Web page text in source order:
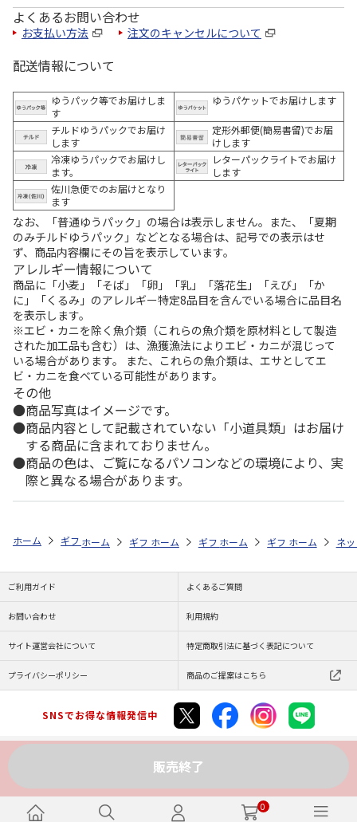
0
よくあるお問い合わせ
お支払い方法 注文のキャンセルについて
配送情報について
ゆうパック等でお届けしま
す
ゆうパケットでお届けします
チルドゆうパックでお届け
します
定形外郵便(簡易書留)でお届
けします
冷凍ゆうパックでお届けし
ます。
レターパックライトでお届け
します
佐川急便でのお届けとなり
ます
なお、「普通ゆうパック」の場合は表示しません。また、「夏期
のみチルドゆうパック」などとなる場合は、記号での表示はせ
ず、商品内容欄にその旨を表示しています。
アレルギー情報について
商品に「小麦」「そば」「卵」「乳」「落花生」「えび」「か
に」「くるみ」のアレルギー特定8品目を含んでいる場合に品目名
を表示します。
※エビ・カニを除く魚介類（これらの魚介類を原材料として製造
された加工品も含む）は、漁獲漁法によりエビ・カニが混じって
いる場合があります。 また、これらの魚介類は、エサとしてエ
ビ・カニを食べている可能性があります。
その他
商品写真はイメージです。
商品内容として記載されていない「小道具類」はお届け
する商品に含まれておりません。
商品の色は、ご覧になるパソコンなどの環境により、実
際と異なる場合があります。
販売終了
ホーム ギフトストア お中元・夏ギフト特集 2026 オリーブオイル・
ホーム ギフトストア お中元・夏ギフト特集 2026
ホーム ギフトストア お中元・夏ギフト
ホーム ギフトストア お
ホーム ネ
ご利用ガイド よくあるご質問
お問い合わせ 利用規約
サイト運営会社について 特定商取引法に基づく表記について
プライバシーポリシー 商品のご提案はこちら
SNSでお得な情報発信中